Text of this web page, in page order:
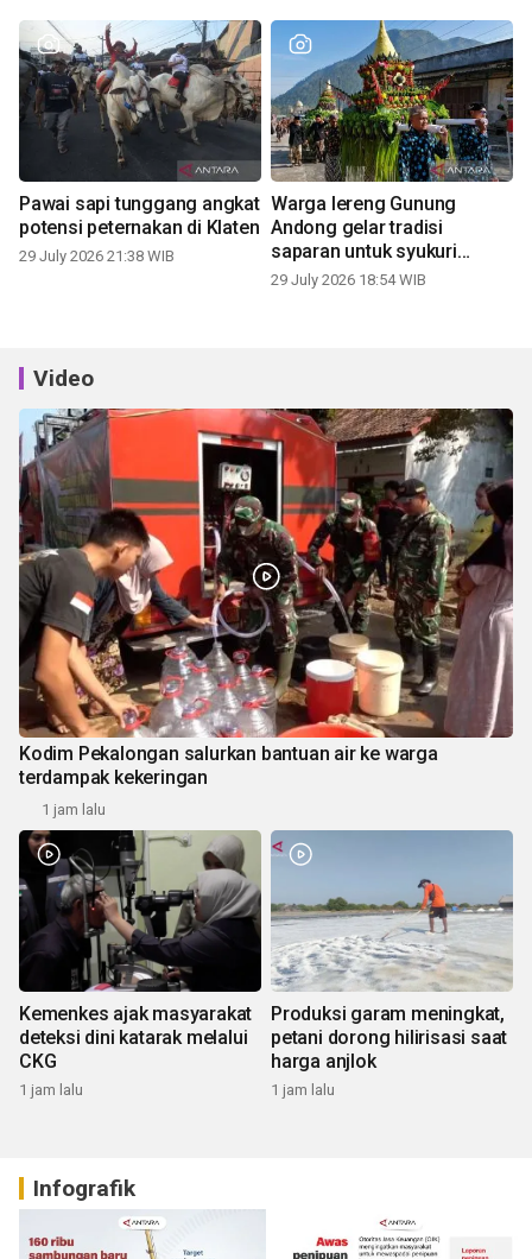
Pawai sapi tunggang angkat
potensi peternakan di Klaten
29 July 2026 21:38 WIB
Warga lereng Gunung
Andong gelar tradisi
saparan untuk syukuri
panen
29 July 2026 18:54 WIB
Video
Kodim Pekalongan salurkan bantuan air ke warga
terdampak kekeringan
1 jam lalu
Kemenkes ajak masyarakat
deteksi dini katarak melalui
CKG
1 jam lalu
Produksi garam meningkat,
petani dorong hilirisasi saat
harga anjlok
1 jam lalu
Infografik